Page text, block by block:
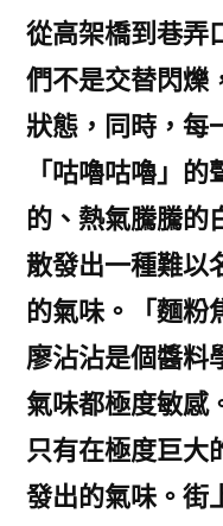
從高架橋到巷弄
們不是交替閃爍
狀態，同時，每
「咕嚕咕嚕」
的、熱氣騰騰的
散發出一種難
的氣味。「麵粉
廖沾沾是個醬料
氣味都極度敏感
只有在極度巨大
發出的氣味。街